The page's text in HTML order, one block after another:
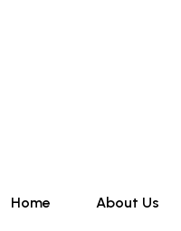
Home About Us